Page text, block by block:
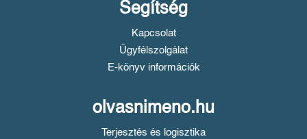
Segítség
Kapcsolat
Ügyfélszolgálat
E-könyv információk
olvasnimeno.hu
Terjesztés és logisztika